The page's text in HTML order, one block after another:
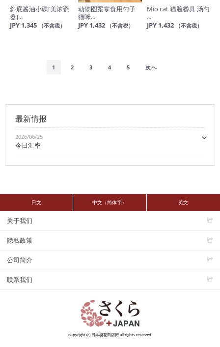
斜底酱油小碟[美浓瓷
器]...
JPY 1,345
（不含税）
动物图案零食用勺子
猫咪...
JPY 1,432
（不含税）
Mio cat 猫脸餐具 汤勺
...
JPY 1,432
（不含税）
1 2 3 4 5 次へ
最新情报
2026/06/25
今日汇率
日文 中文（简体字） 英文
关于我们
隐私政策
公司简介
联系我们
copyright (c) 日本樱花商店街 all rights reserved.